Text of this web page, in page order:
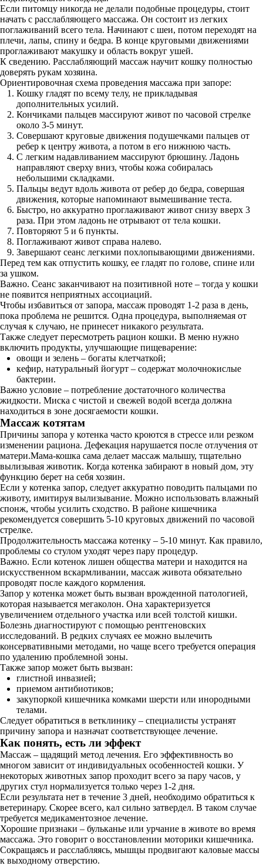
Если питомцу никогда не делали подобные процедуры, стоит
начать с расслабляющего массажа. Он состоит из легких
поглаживаний всего тела. Начинают с шеи, потом переходят на
плечи, лапы, спину и бедра. В конце круговыми движениями
проглаживают макушку и область вокруг ушей.
К сведению. Расслабляющий массаж научит кошку полностью
доверять рукам хозяина.
Ориентировочная схема проведения массажа при запоре:
Кошку гладят по всему телу, не прикладывая
дополнительных усилий.
Кончиками пальцев массируют живот по часовой стрелке
около 3-5 минут.
Совершают круговые движения подушечками пальцев от
ребер к центру живота, а потом в его нижнюю часть.
С легким надавливанием массируют брюшину. Ладонь
направляют сверху вниз, чтобы кожа собиралась
небольшими складками.
Пальцы ведут вдоль живота от ребер до бедра, совершая
движения, которые напоминают вымешивание теста.
Быстро, но аккуратно проглаживают живот снизу вверх 3
раза. При этом ладонь не отрывают от тела кошки.
Повторяют 5 и 6 пункты.
Поглаживают живот справа налево.
Завершают сеанс легкими похлопывающими движениями.
Перед тем как отпустить кошку, ее гладят по голове, спине или
за ушком.
Важно. Сеанс заканчивают на позитивной ноте – тогда у кошки
не появится неприятных ассоциаций.
Чтобы избавиться от запора, массаж проводят 1-2 раза в день,
пока проблема не решится. Одна процедура, выполняемая от
случая к случаю, не принесет никакого результата.
Также следует пересмотреть рацион кошки. В меню нужно
включить продукты, улучшающие пищеварение:
овощи и зелень – богаты клетчаткой;
кефир, натуральный йогурт – содержат молочнокислые
бактерии.
Важно условие – потребление достаточного количества
жидкости. Миска с чистой и свежей водой всегда должна
находиться в зоне досягаемости кошки.
Массаж котятам
Причины запора у котенка часто кроются в стрессе или резком
изменении рациона. Дефекация нарушается после отлучения от
матери.Мама-кошка сама делает массаж малышу, тщательно
вылизывая животик. Когда котенка забирают в новый дом, эту
функцию берет на себя хозяин.
Если у котенка запор, следует аккуратно поводить пальцами по
животу, имитируя вылизывание. Можно использовать влажный
спонж, чтобы усилить сходство. В районе кишечника
рекомендуется совершить 5-10 круговых движений по часовой
стрелке.
Продолжительность массажа котенку – 5-10 минут. Как правило,
проблемы со стулом уходят через пару процедур.
Важно. Если котенок лишен общества матери и находится на
искусственном вскармливании, массаж живота обязательно
проводят после каждого кормления.
Запор у котенка может быть вызван врожденной патологией,
которая называется мегаколон. Она характеризуется
увеличением отдельного участка или всей толстой кишки.
Болезнь диагностируют с помощью рентгеновских
исследований. В редких случаях ее можно вылечить
консервативными методами, но чаще всего требуется операция
по удалению проблемной зоны.
Также запор может быть вызван:
глистной инвазией;
приемом антибиотиков;
закупоркой кишечника комками шерсти или инородными
телами.
Следует обратиться в ветклинику – специалисты устранят
причину запора и назначат соответствующее лечение.
Как понять, есть ли эффект
Массаж – щадящий метод лечения. Его эффективность во
многом зависит от индивидуальных особенностей кошки. У
некоторых животных запор проходит всего за пару часов, у
других стул нормализуется только через 1-2 дня.
Если результата нет в течение 3 дней, необходимо обратиться к
ветеринару. Скорее всего, кал сильно затвердел. В таком случае
требуется медикаментозное лечение.
Хорошие признаки – бульканье или урчание в животе во время
массажа. Это говорит о восстановлении моторики кишечника.
Сокращаясь и расслабляясь, мышцы продвигают каловые массы
к выходному отверстию.